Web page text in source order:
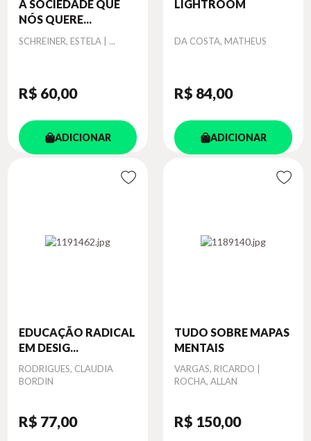
A SOCIEDADE QUE
NÓS QUERE...
Autor
SCHREINER, ESTELA | ...
R$ 60,00
ADICIONAR
LIGHTROOM
Autor
DA COSTA, MATHEUS
R$ 84,00
ADICIONAR
EDUCAÇÃO RADICAL
EM DESIG...
Autor
RODRIGUES, CLAUDIA
BORDIN
R$ 77,00
TUDO SOBRE MAPAS
MENTAIS
Autor
VARGAS, RICARDO |
ROCHA, ALLAN
R$ 150,00